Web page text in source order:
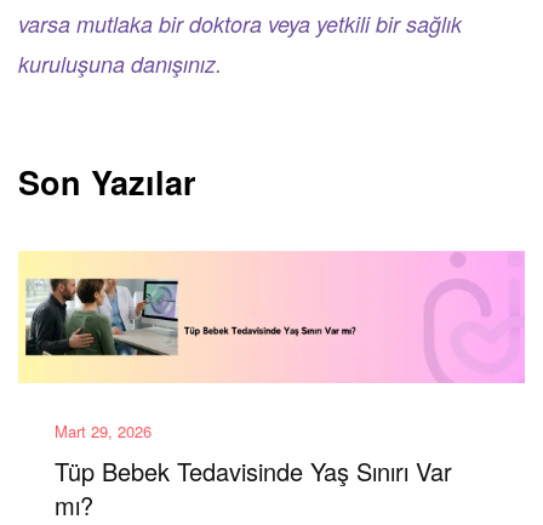
varsa mutlaka bir doktora veya yetkili bir sağlık
kuruluşuna danışınız.
Son Yazılar
Mart 29, 2026
Tüp Bebek Tedavisinde Yaş Sınırı Var
mı?